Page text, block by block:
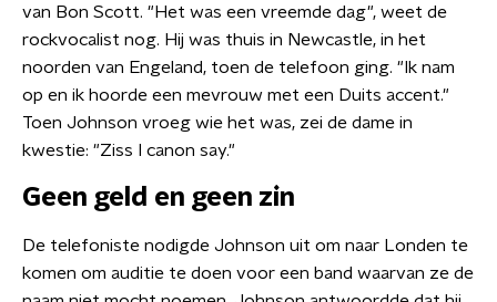
van Bon Scott. "Het was een vreemde dag", weet de
rockvocalist nog. Hij was thuis in Newcastle, in het
noorden van Engeland, toen de telefoon ging. "Ik nam
op en ik hoorde een mevrouw met een Duits accent."
Toen Johnson vroeg wie het was, zei de dame in
kwestie: "Ziss I canon say."
Geen geld en geen zin
De telefoniste nodigde Johnson uit om naar Londen te
komen om auditie te doen voor een band waarvan ze de